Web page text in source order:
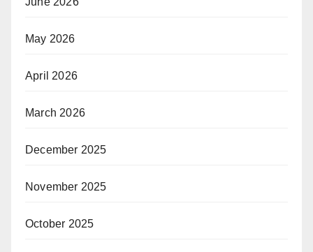
May 2026
April 2026
March 2026
December 2025
November 2025
October 2025